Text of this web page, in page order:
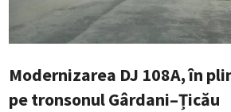
Modernizarea DJ 108A, în
pe tronsonul Gârdani–Țicău